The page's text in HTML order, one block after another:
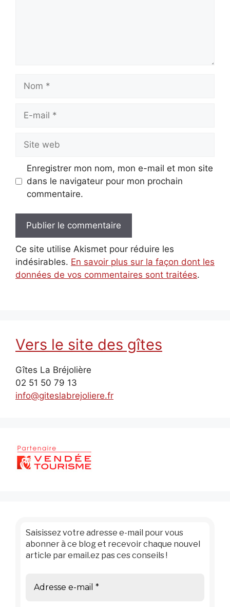
mail
web
Enregistrer mon nom, mon e-mail et mon site
dans le navigateur pour mon prochain
commentaire.
Ce site utilise Akismet pour réduire les
indésirables. En savoir plus sur la façon dont les
données de vos commentaires sont traitées.
Vers le site des gîtes
Gîtes La Bréjolière
02 51 50 79 13
info@giteslabrejoliere.fr
Saisissez votre adresse e-mail pour vous
abonner à ce blog et recevoir chaque nouvel
article par email.ez pas ces conseils !